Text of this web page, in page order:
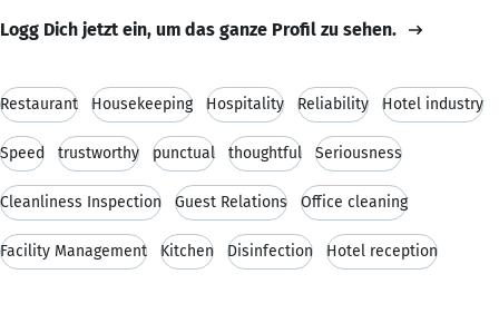
Logg Dich jetzt ein, um das ganze Profil zu sehen.
Restaurant Housekeeping Hospitality Reliability Hotel industry
Speed trustworthy punctual thoughtful Seriousness
Cleanliness Inspection Guest Relations Office cleaning
Facility Management Kitchen Disinfection Hotel reception